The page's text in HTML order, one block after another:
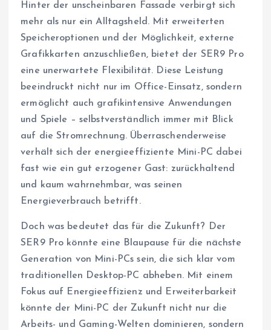
Hinter der unscheinbaren Fassade verbirgt sich
mehr als nur ein Alltagsheld. Mit erweiterten
Speicheroptionen und der Möglichkeit, externe
Grafikkarten anzuschließen, bietet der SER9 Pro
eine unerwartete Flexibilität. Diese Leistung
beeindruckt nicht nur im Office-Einsatz, sondern
ermöglicht auch grafikintensive Anwendungen
und Spiele – selbstverständlich immer mit Blick
auf die Stromrechnung. Überraschenderweise
verhält sich der energieeffiziente Mini-PC dabei
fast wie ein gut erzogener Gast: zurückhaltend
und kaum wahrnehmbar, was seinen
Energieverbrauch betrifft.
Doch was bedeutet das für die Zukunft? Der
SER9 Pro könnte eine Blaupause für die nächste
Generation von Mini-PCs sein, die sich klar vom
traditionellen Desktop-PC abheben. Mit einem
Fokus auf Energieeffizienz und Erweiterbarkeit
könnte der Mini-PC der Zukunft nicht nur die
Arbeits- und Gaming-Welten dominieren, sondern